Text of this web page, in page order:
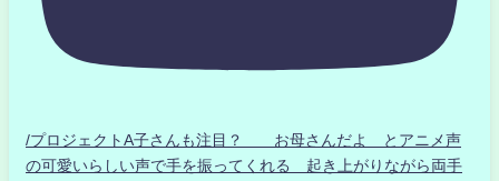
/プロジェクトA子さんも注目？ お母さんだよ とアニメ声
の可愛いらしい声で手を振ってくれる 起き上がりながら両手